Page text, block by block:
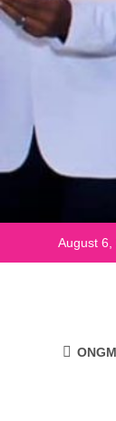
August 6,